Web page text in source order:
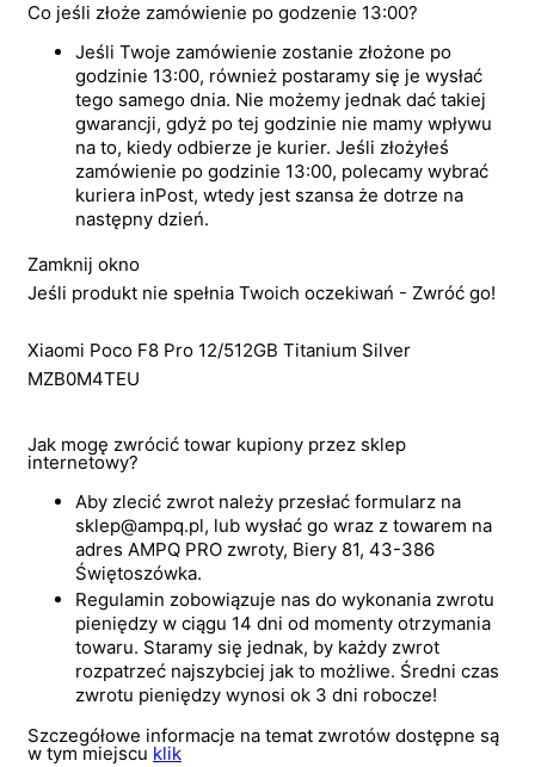
Co jeśli złoże zamówienie po godzenie 13:00?
Jeśli Twoje zamówienie zostanie złożone po
godzinie 13:00, również postaramy się je wysłać
tego samego dnia. Nie możemy jednak dać takiej
gwarancji, gdyż po tej godzinie nie mamy wpływu
na to, kiedy odbierze je kurier. Jeśli złożyłeś
zamówienie po godzinie 13:00, polecamy wybrać
kuriera inPost, wtedy jest szansa że dotrze na
następny dzień.
Zamknij okno
Jeśli produkt nie spełnia Twoich oczekiwań - Zwróć go!
Xiaomi Poco F8 Pro 12/512GB Titanium Silver
MZB0M4TEU
Jak mogę zwrócić towar kupiony przez sklep
internetowy?
Aby zlecić zwrot należy przesłać formularz na
sklep@ampq.pl, lub wysłać go wraz z towarem na
adres AMPQ PRO zwroty, Biery 81, 43-386
Świętoszówka.
Regulamin zobowiązuje nas do wykonania zwrotu
pieniędzy w ciągu 14 dni od momenty otrzymania
towaru. Staramy się jednak, by każdy zwrot
rozpatrzeć najszybciej jak to możliwe. Średni czas
zwrotu pieniędzy wynosi ok 3 dni robocze!
Szczegółowe informacje na temat zwrotów dostępne są
w tym miejscu klik